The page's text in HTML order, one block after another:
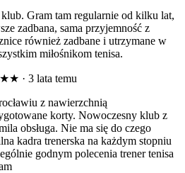
klub. Gram tam regularnie od kilku lat,
zadbana, sama przyjemność z
również zadbane i utrzymane w
miłośnikom tenisa.
· 3 lata temu
z nawierzchnią
korty. Nowoczesny klub z
obsługa. Nie ma się do czego
kadra trenerska na każdym stopniu
godnym polecenia trener tenisa